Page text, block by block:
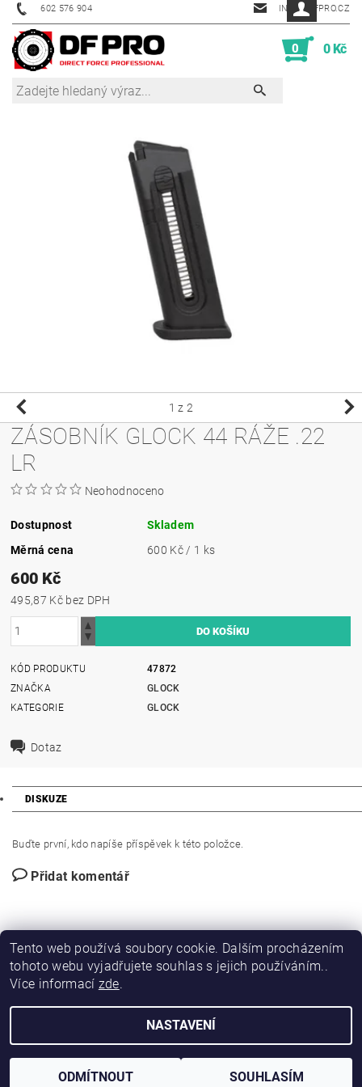
602 576 904 INFO@DFPRO.CZ
0 0 Kč
1 z 2
ZÁSOBNÍK GLOCK 44 RÁŽE .22
LR
Neohodnoceno
Dostupnost
Skladem
Měrná cena
600 Kč / 1 ks
600 Kč
495,87 Kč bez DPH
KÓD PRODUKTU
47872
ZNAČKA
GLOCK
KATEGORIE
GLOCK
Dotaz
DISKUZE
Buďte první, kdo napíše příspěvek k této položce.
Přidat komentář
DIRECT FORCE | JANÍSKOVÁ&LATA
2026 © DIRFORPRO, všechna práva vyhrazenaUpravit nastavení cookies
Tento web používá soubory cookie. Dalším procházením
tohoto webu vyjadřujete souhlas s jejich používáním..
Více informací zde.
NASTAVENÍ
ODMÍTNOUT SOUHLASÍM